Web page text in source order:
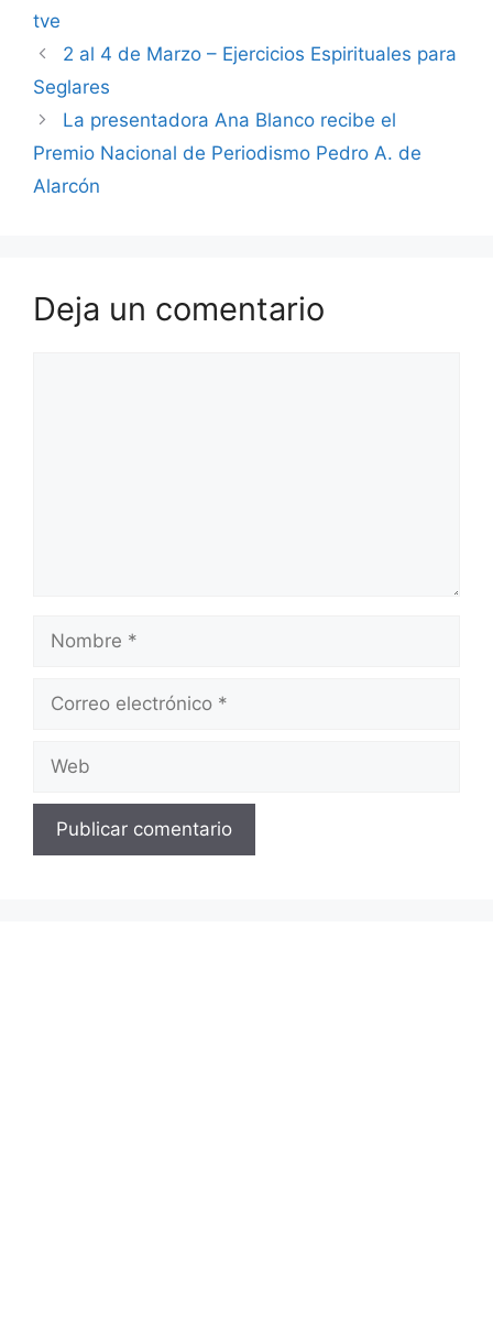
tve
2 al 4 de Marzo – Ejercicios Espirituales para
Seglares
La presentadora Ana Blanco recibe el
Premio Nacional de Periodismo Pedro A. de
Alarcón
Deja un comentario
Nombre
Correo
Web